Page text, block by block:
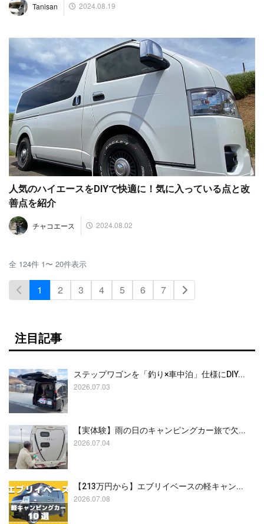
Tanisan 2024.08.19
人気のハイエースをDIYで快適に！気に入っている点と改
善点を紹介
チャコエース 2024.08.02
全 124件 1〜 20件表示
1 2 3 4 5 6 7
注目記事
ステップワゴンを「釣り×車中泊」仕様にDIY...
2026.07.03
【実体験】雨の日のキャンピングカー旅で欠...
2026.07.04
【213万円から】エブリイベースの軽キャン...
2026.07.08